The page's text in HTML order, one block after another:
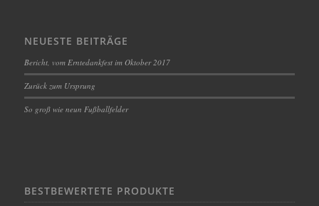
NEUESTE BEITRÄGE
Bericht, vom Erntedankfest im Oktober 2017
Zurück zum Ursprung
So groß wie neun Fußballfelder
BESTBEWERTETE PRODUKTE